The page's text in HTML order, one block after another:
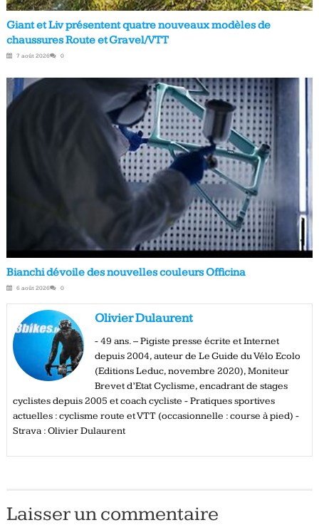
Giant et Liv présentent quatre nouveaux modèles de
chaussures Route et Gravel/VTT
7 août 2026 0
Bianchi dévoile des nouvelles couleurs Officina
6 août 2026 0
Olivier Dulaurent
- 49 ans. – Pigiste presse écrite et Internet
depuis 2004, auteur de Le Guide du Vélo Ecolo
(Editions Leduc, novembre 2020), Moniteur
Brevet d’Etat Cyclisme, encadrant de stages
cyclistes depuis 2005 et coach cycliste - Pratiques sportives
actuelles : cyclisme route et VTT (occasionnelle : course à pied) -
Strava : Olivier Dulaurent
Laisser un commentaire